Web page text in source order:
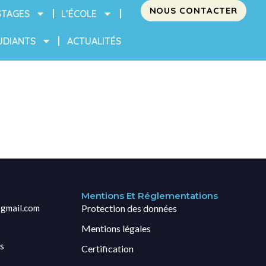
L’ÉCOLE
ACTUALITÉS
NOUS CONTACTER
Mentions Et Réglementations
Protection des données
Mentions légales
Certification